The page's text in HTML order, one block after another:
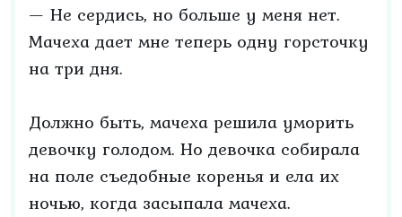
— Не сердись, но больше у меня нет.
Мачеха дает мне теперь одну горсточку
на три дня.
Должно быть, мачеха решила уморить
девочку голодом. Но девочка собирала
на поле съедобные коренья и ела их
ночью, когда засыпала мачеха.